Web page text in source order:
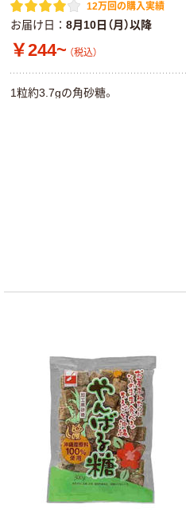
12万回の購入実績
お届け日 8月10日（月）以降
￥244~ （税込）
1粒約3.7gの角砂糖。